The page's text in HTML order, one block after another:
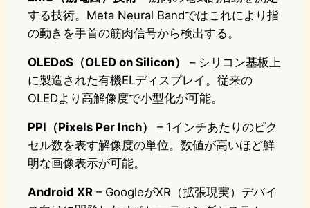
する技術。Meta Neural Bandではこれにより指
の動きを手首の筋肉信号から検出する。
OLEDoS（OLED on Silicon）
– シリコン基板上
に製造された有機ELディスプレイ。従来の
OLEDより高解像度で小型化が可能。
PPI（Pixels Per Inch）
– 1インチあたりのピク
セル数を表す解像度の単位。数値が高いほど鮮
明な画像表示が可能。
Android XR – GoogleがXR（拡張現実）デバイ